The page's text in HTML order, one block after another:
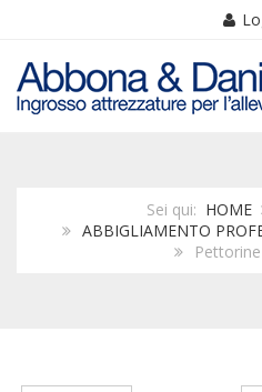
Sei qui: HOME
ABBIGLIAMENTO